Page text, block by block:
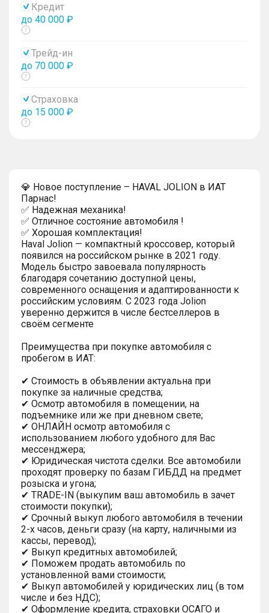
Кредит
до 40 000 ₽
Показать
Трейд-ин
до 70 000 ₽
Показать
Страховка
до 15 000 ₽
Показать
💎 Новое поступление – HAVAL JOLION в ИАТ
Парнас!
✅ Надежная механика!
✅ Отличное состояние автомобиля !
✅ Хорошая комплектация!
Haval Jolion — компактный кроссовер, который
появился на российском рынке в 2021 году.
Модель быстро завоевала популярность
благодаря сочетанию доступной цены,
современного оснащения и адаптированности к
российским условиям. С 2023 года Jolion
уверенно держится в числе бестселлеров в
своём сегменте
Преимущества при покупке автомобиля с
пробегом в ИАТ:
✔ Стоимость в объявлении актуальна при
покупке за наличные средства;
✔ Осмотр автомобиля в помещении, на
подъемнике или же при дневном свете;
✔ ОНЛАЙН осмотр автомобиля с
использованием любого удобного для Вас
мессенджера;
✔ Юридическая чистота сделки. Все автомобили
проходят проверку по базам ГИБДД на предмет
розыска и угона;
✔ TRADE-IN (выкупим ваш автомобиль в зачет
стоимости покупки);
✔ Срочный выкуп любого автомобиля в течении
2-х часов, деньги сразу (на карту, наличными из
кассы, перевод);
✔ Выкуп кредитных автомобилей;
✔ Поможем продать автомобиль по
установленной вами стоимости;
✔ Выкуп автомобилей у юридических лиц (в том
числе и без НДС);
✔ Оформление кредита, страховки ОСАГО и